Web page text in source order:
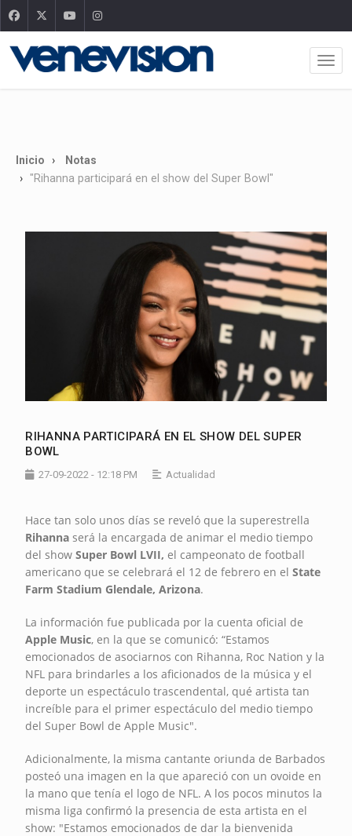
Inicio
Notas
"Rihanna participará en el show del Super Bowl"
RIHANNA PARTICIPARÁ EN EL SHOW DEL SUPER
BOWL
27-09-2022 - 12:18 PM Actualidad
Hace tan solo unos días se reveló que la superestrella
Rihanna será la encargada de animar el medio tiempo
del showSuper Bowl LVII, el campeonato de football
americano que se celebrará el 12 de febrero en el State
Farm Stadium Glendale, Arizona.
La información fue publicada por la cuenta oficial de
Apple Music, en la que se comunicó: “Estamos
emocionados de asociarnos con Rihanna, Roc Nation y la
NFL para brindarles a los aficionados de la música y el
deporte un espectáculo trascendental, qué artista tan
increíble para el primer espectáculo del medio tiempo
del Super Bowl de Apple Music".
Adicionalmente, la misma cantante oriunda de Barbados
posteó una imagen en la que apareció con un ovoide en
la mano que tenía el logo de NFL. A los pocos minutos la
misma liga confirmó la presencia de esta artista en el
show: "Estamos emocionados de dar la bienvenida